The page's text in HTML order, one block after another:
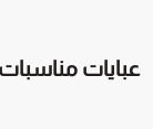
عبايات مناسبات